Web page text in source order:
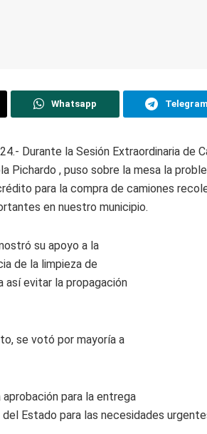
Whatsapp Telegram
Durante la Sesión Extraordinaria de
Pichardo , puso sobre la mesa la
para la compra de camiones
en nuestro municipio.
su apoyo a la
de la limpieza de
así evitar la propagación
se votó por mayoría a
para la entrega
Estado para las necesidades